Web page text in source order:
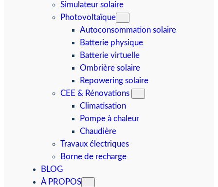
Simulateur solaire
Photovoltaïque
Autoconsommation solaire
Batterie physique
Batterie virtuelle
Ombrière solaire
Repowering solaire
CEE & Rénovations
Climatisation
Pompe à chaleur
Chaudière
Travaux électriques
Borne de recharge
BLOG
À PROPOS